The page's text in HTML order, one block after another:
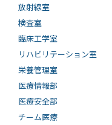
放射線室
検査室
臨床工学室
リハビリテーション室
栄養管理室
医療情報部
医療安全部
チーム医療